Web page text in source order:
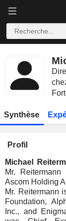
Synthèse
Profil
Michael
Mr.
Ascom Holding
Mr. Reitermann
Foundation,
Inc., and